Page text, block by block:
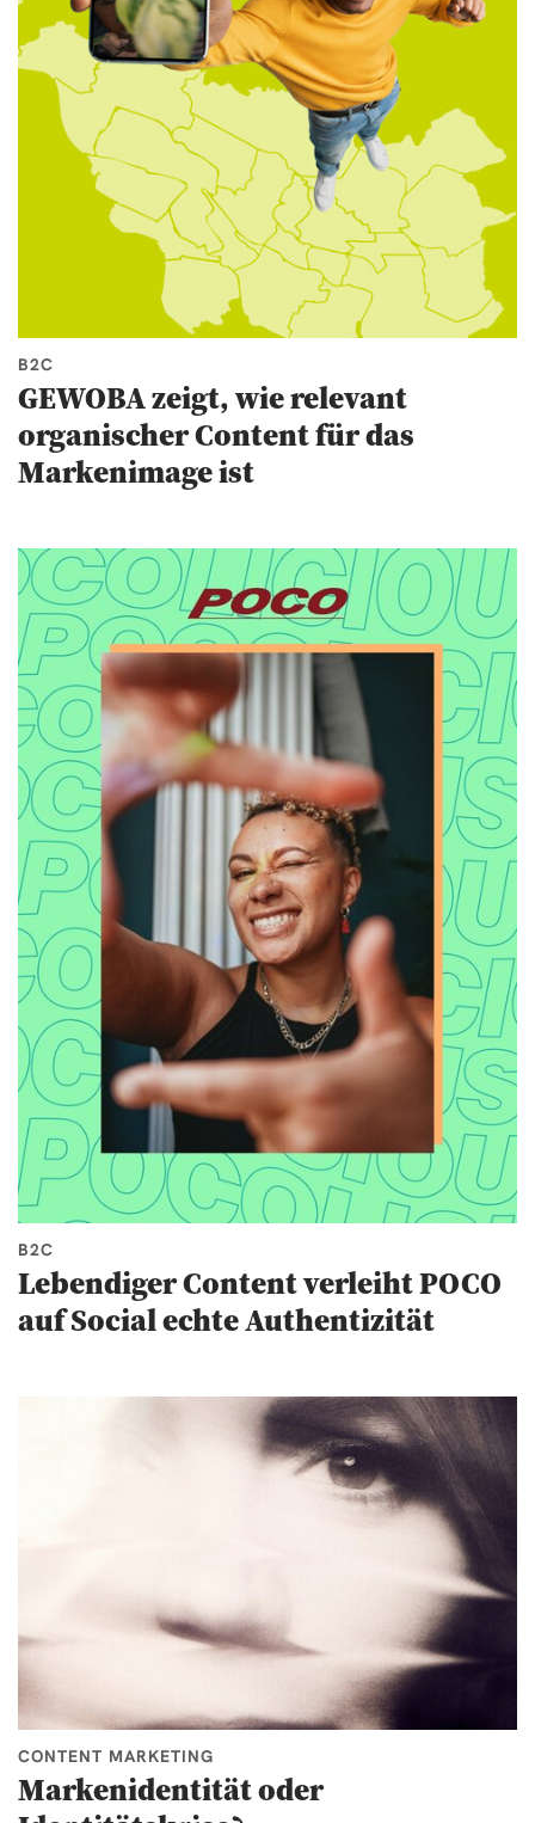
B2C
GEWOBA zeigt, wie relevant
organischer Content für das
Markenimage ist
B2C
Lebendiger Content verleiht POCO
auf Social echte Authentizität
CONTENT MARKETING
Markenidentität oder